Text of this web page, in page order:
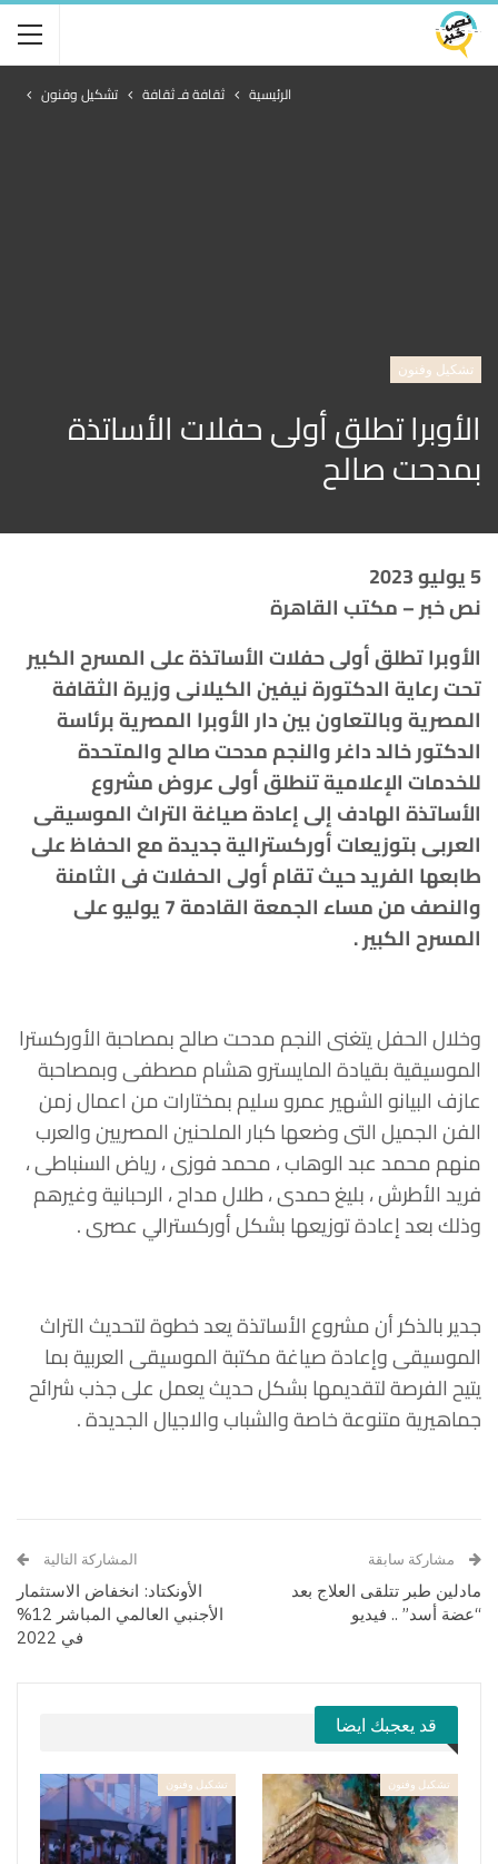
الرئيسية ثقافة فـ ثقافة تشكيل وفنون
تشكيل وفنون
الأوبرا تطلق أولى حفلات الأساتذة
بمدحت صالح
5 يوليو 2023
نص خبر – مكتب القاهرة
الأوبرا تطلق أولى حفلات الأساتذة على المسرح الكبير
تحت رعاية الدكتورة نيفين الكيلانى وزيرة الثقافة
المصرية وبالتعاون بين دار الأوبرا المصرية برئاسة
الدكتور خالد داغر والنجم مدحت صالح والمتحدة
للخدمات الإعلامية تنطلق أولى عروض مشروع
الأساتذة الهادف إلى إعادة صياغة التراث الموسيقى
العربى بتوزيعات أوركسترالية جديدة مع الحفاظ على
طابعها الفريد حيث تقام أولى الحفلات فى الثامنة
والنصف من مساء الجمعة القادمة 7 يوليو على
المسرح الكبير .
وخلال الحفل يتغنى النجم مدحت صالح بمصاحبة الأوركسترا
الموسيقية بقيادة المايسترو هشام مصطفى وبمصاحبة
عازف البيانو الشهير عمرو سليم بمختارات من اعمال زمن
الفن الجميل التى وضعها كبار الملحنين المصريين والعرب
منهم محمد عبد الوهاب ، محمد فوزى ، رياض السنباطى ،
فريد الأطرش ، بليغ حمدى ، طلال مداح ، الرحبانية وغيرهم
وذلك بعد إعادة توزيعها بشكل أوركسترالي عصرى .
جدير بالذكر أن مشروع الأساتذة يعد خطوة لتحديث التراث
الموسيقى وإعادة صياغة مكتبة الموسيقى العربية بما
يتيح الفرصة لتقديمها بشكل حديث يعمل على جذب شرائح
جماهيرية متنوعة خاصة والشباب والاجيال الجديدة .
مشاركة سابقة
مادلين طبر تتلقى العلاج بعد
“عضة أسد” .. فيديو
المشاركة التالية
الأونكتاد: انخفاض الاستثمار
الأجنبي العالمي المباشر 12%
في 2022
قد يعجبك ايضا
تشكيل وفنون تشكيل وفنون